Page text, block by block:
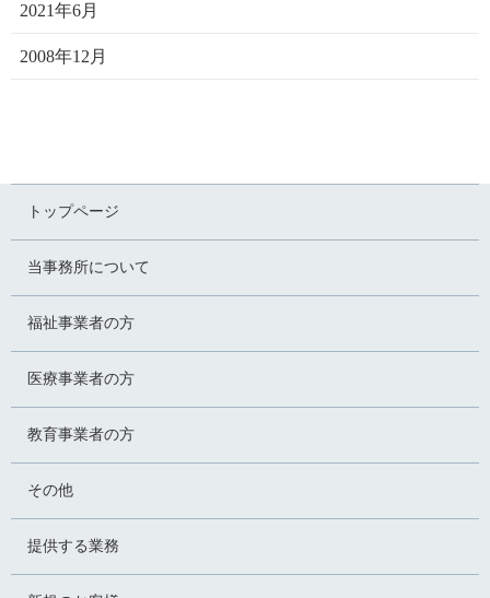
2021年6月
2008年12月
トップページ
当事務所について
福祉事業者の方
医療事業者の方
教育事業者の方
その他
提供する業務